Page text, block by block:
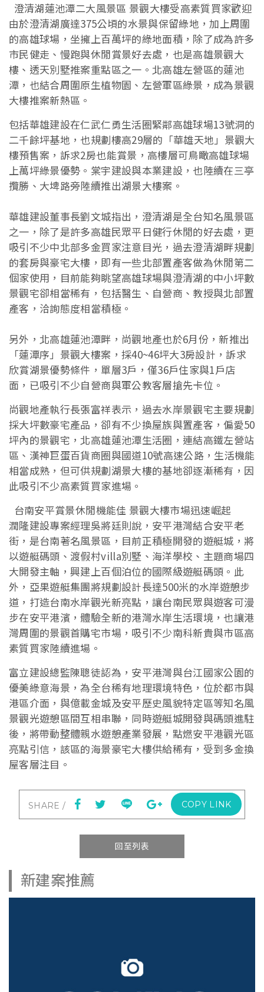
澄清湖蓮池潭二大風景區 景觀大樓受高素質買家歡迎
由於澄清湖廣達375公頃的水景與保留綠地，加上周圍
的高雄球場，坐擁上百萬坪的綠地面積，除了成為許多
市民健走、慢跑與休閒賞景好去處，也是高雄景觀大
樓、透天別墅推案重點區之一。北高雄左營區的蓮池
潭，也結合周圍原生植物園、左營軍區綠景，成為景觀
大樓推案新熱區。
包括華雄建設在仁武仁勇生活圈緊鄰高雄球場13號洞的
二千餘坪基地，也規劃樓高29層的「華雄天地」景觀大
樓預售案，訴求2房也能賞景，高樓層可鳥瞰高雄球場
上萬坪綠景優勢。棠宇建設與本業建設，也陸續在三亭
攬勝、大埤路旁陸續推出湖景大樓案。
華雄建設董事長劉文城指出，澄清湖是全台知名風景區
之一，除了是許多高雄民眾平日健行休閒的好去處，更
吸引不少中北部多金買家注意目光，過去澄清湖畔規劃
的套房與豪宅大樓，即有一些北部置產客做為休閒第二
個家使用，目前能夠眺望高雄球場與澄清湖的中小坪數
景觀宅卻相當稀有，包括醫生、自營商、教授與北部置
產客，洽詢態度相當積極。
另外，北高雄蓮池潭畔，尚觀地產也於6月份，新推出
「蓮潭序」景觀大樓案，採40~46坪大3房設計，訴求
欣賞湖景優勢條件，單層3戶，僅36戶住家與1戶店
面，已吸引不少自營商與軍公教客層搶先卡位。
尚觀地產執行長張富祥表示，過去水岸景觀宅主要規劃
採大坪數豪宅產品，卻有不少換屋族與置產客，偏愛50
坪內的景觀宅，北高雄蓮池潭生活圈，連結高鐵左營站
區、漢神巨蛋百貨商圈與國道10號高速公路，生活機能
相當成熟，但可供規劃湖景大樓的基地卻逐漸稀有，因
此吸引不少高素質買家進場。
台南安平賞景休閒機能佳 景觀大樓市場迅速崛起
潤隆建設專案經理吳將廷則說，安平港灣結合安平老
街，是台南著名風景區，目前正積極開發的遊艇城，將
以遊艇碼頭、渡假村villa別墅、海洋學校、主題商場四
大開發主軸，興建上百個泊位的國際級遊艇碼頭。此
外，亞果遊艇集團將規劃設計長達500米的水岸遊憩步
道，打造台南水岸觀光新亮點，讓台南民眾與遊客可漫
步在安平港濱，體驗全新的港灣水岸生活環境，也讓港
灣周圍的景觀首購宅市場，吸引不少南科新貴與市區高
素質買家陸續進場。
富立建設總監陳聰徒認為，安平港灣與台江國家公園的
優美綠意海景，為全台稀有地理環境特色，位於都市與
港區介面，與億載金城及安平歷史風貌特定區等知名風
景觀光遊憩區間互相串聯，同時遊艇城開發與碼頭進駐
後，將帶動整體親水遊憩產業發展，點燃安平港觀光區
亮點引信，該區的海景豪宅大樓供給稀有，受到多金換
屋客層注目。
COPY LINK
回至列表
新建案推薦